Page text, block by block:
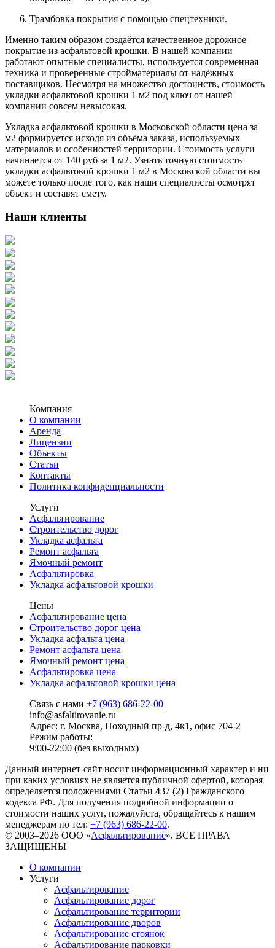
Трамбовка покрытия с помощью спецтехники.
Именно таким образом создаётся качественное дорожное
покрытие из асфальтовой крошки. В нашей компании
работают опытные специалисты, используется современная
техника и проверенные стройматериалы от надёжных
поставщиков. Несмотря на множество достоинств, стоимость
укладки асфальтовой крошки 1 м2 под ключ от нашей
компании совсем невысокая.
Укладка асфальтовой крошки в Московской области цена за
м2 формируется исходя из объёма заказа, используемых
материалов и особенностей территории. Стоимость услуги
начинается от 140 руб за 1 м2. Узнать точную стоимость
укладки асфальтовой крошки 1 м2 в Московской области вы
можете только после того, как наши специалисты осмотрят
объект и составят смету.
Наши клиенты
Компания
О компании
Аренда
Лицензии
Объекты
Статьи
Контакты
Политика конфиденциальности
Услуги
Асфальтирование
Строительство дорог
Укладка асфальта
Ремонт асфальта
Ямочный ремонт
Асфальтировка
Укладка асфальтовой крошки
Цены
Асфальтирование цена
Строительство дорог цена
Укладка асфальта цена
Ремонт асфальта цена
Ямочный ремонт цена
Асфальтировка цена
Укладка асфальтовой крошки цена
Связь с нами +7 (963) 686-22-00
info@asfaltirovanie.ru
Адрес: г. Москва, Походный пр-д, 4к1, офис 704-2
Режим работы:
9:00-22:00 (без выходных)
Данный интернет-сайт носит информационный характер и ни
при каких условиях не является публичной офертой, которая
определяется положениями Статьи 437 (2) Гражданского
кодекса РФ. Для получения подробной информации о
стоимости наших услуг, пожалуйста, обращайтесь к нашим
менеджерам по тел: +7 (963) 686-22-00.
© 2003–2026 ООО «Асфальтирование». ВСЕ ПРАВА
ЗАЩИЩЕНЫ
О компании
Услуги
Асфальтирование
Асфальтирование дорог
Асфальтирование территории
Асфальтирование дворов
Асфальтирование стоянок
Асфальтирование парковки